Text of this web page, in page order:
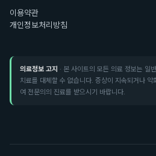
이용약관
개인정보처리방침
의료정보 고지 · 본 사이트의 모든 의료 정보는 일
치료를 대체할 수 없습니다. 증상이 지속되거나
여 전문의의 진료를 받으시기 바랍니다.